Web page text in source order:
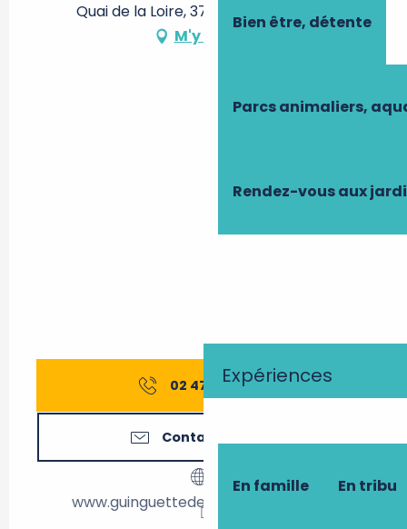
Bien être, détente
Parcs animaliers,
Rendez-vous aux
Expériences
En famille En tribu
Quai de la Loire, 37210 Rochecorbon
M'y rendre
02 47 52 54▒▒
Contactez-nous
www.guinguettederochecorbon.com